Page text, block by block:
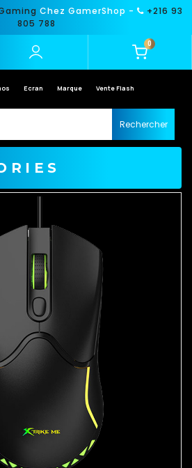
Chez GamerShop -
+216 93
805 788
0
Ecran Marque Vente Flash
Rechercher